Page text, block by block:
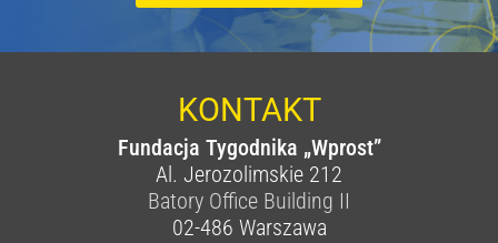
KONTAKT
Fundacja Tygodnika „Wprost”
Al. Jerozolimskie 212
Batory Office Building II
02-486 Warszawa